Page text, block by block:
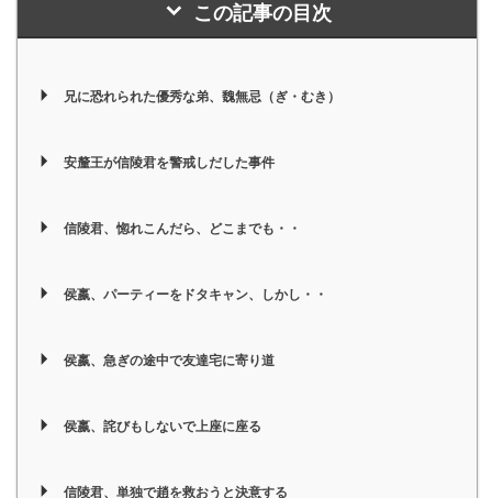
この記事の目次
兄に恐れられた優秀な弟、魏無忌（ぎ・むき）
安釐王が信陵君を警戒しだした事件
信陵君、惚れこんだら、どこまでも・・
侯嬴、パーティーをドタキャン、しかし・・
侯嬴、急ぎの途中で友達宅に寄り道
侯嬴、詫びもしないで上座に座る
信陵君、単独で趙を救おうと決意する